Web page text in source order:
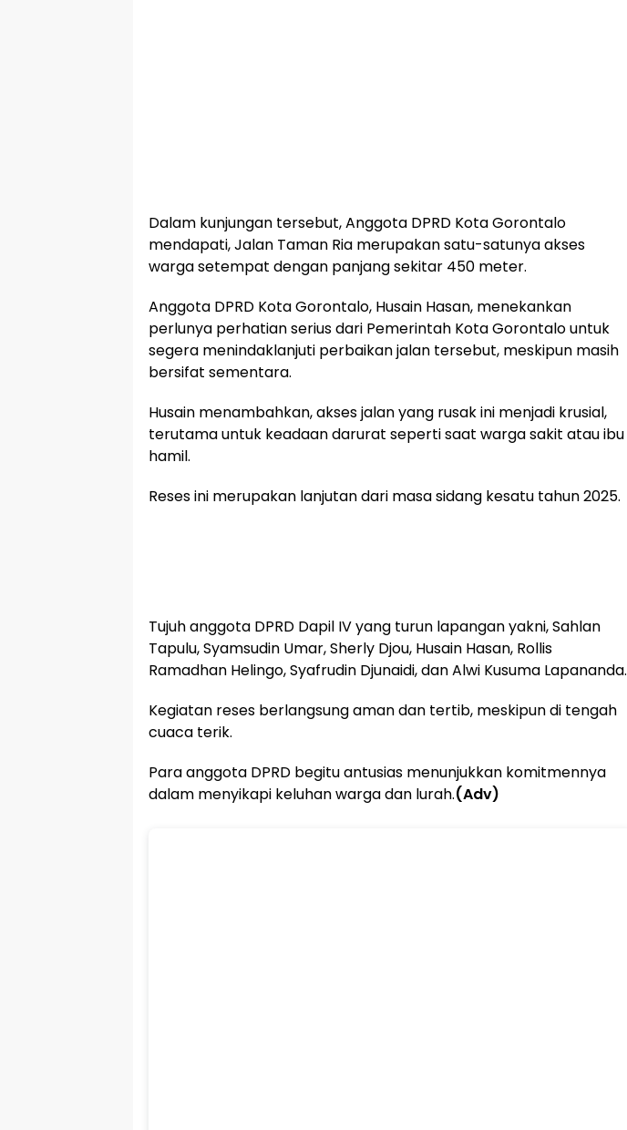
Dalam kunjungan tersebut, Anggota DPRD Kota Gorontalo
mendapati, Jalan Taman Ria merupakan satu-satunya akses
warga setempat dengan panjang sekitar 450 meter.
Anggota DPRD Kota Gorontalo, Husain Hasan, menekankan
perlunya perhatian serius dari Pemerintah Kota Gorontalo untuk
segera menindaklanjuti perbaikan jalan tersebut, meskipun masih
bersifat sementara.
Husain menambahkan, akses jalan yang rusak ini menjadi krusial,
terutama untuk keadaan darurat seperti saat warga sakit atau ibu
hamil.
Reses ini merupakan lanjutan dari masa sidang kesatu tahun 2025.
Tujuh anggota DPRD Dapil IV yang turun lapangan yakni, Sahlan
Tapulu, Syamsudin Umar, Sherly Djou, Husain Hasan, Rollis
Ramadhan Helingo, Syafrudin Djunaidi, dan Alwi Kusuma Lapananda.
Kegiatan reses berlangsung aman dan tertib, meskipun di tengah
cuaca terik.
Para anggota DPRD begitu antusias menunjukkan komitmennya
dalam menyikapi keluhan warga dan lurah.(Adv)